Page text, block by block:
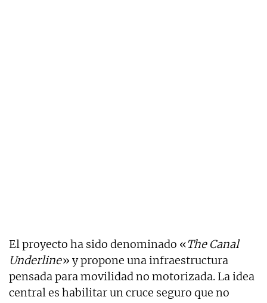
El proyecto ha sido denominado «The Canal
Underline» y propone una infraestructura
pensada para movilidad no motorizada. La idea
central es habilitar un cruce seguro que no